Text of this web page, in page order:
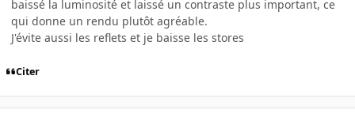
baissé la luminosité et laissé un contraste plus important, ce
qui donne un rendu plutôt agréable.
J'évite aussi les reflets et je baisse les stores
Citer